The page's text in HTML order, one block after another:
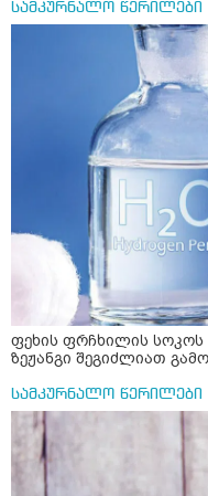
სამკურნალო წერილები
ფეხის ფრჩხილის
ზეჟანგი შეგიძლიათ
სამკურნალო წერილები